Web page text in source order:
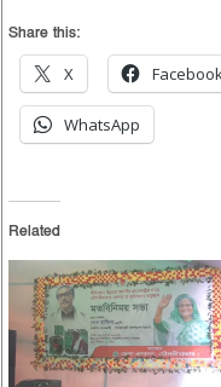
Share this:
X Facebook
WhatsApp
Related